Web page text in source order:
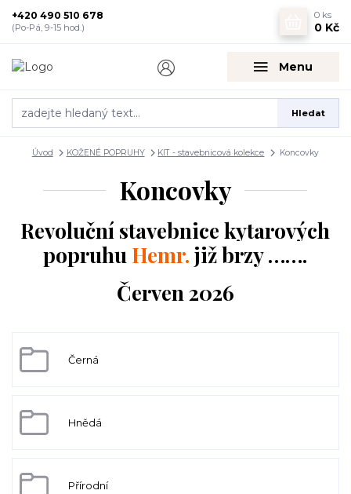
Menu
Hledat
+420 490 510 678
(Po-Pá, 9-15 hod.)
0 ks
0 Kč
Úvod KOŽENÉ POPRUHY KIT - stavebnicová kolekce Koncovky
Koncovky
Revoluční stavebnice kytarových
popruhu Hemr. již brzy …….
Červen 2026
Černá
Hnědá
Přírodní